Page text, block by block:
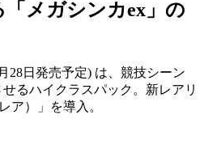
メガシンカex」の
28日発売予定) は、競技シーン
るハイクラスパック。新レアリ
ア）」を導入。